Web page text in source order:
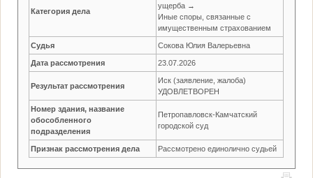
Категория дела
ущерба →
Иные споры, связанные с
имущественным страхованием
Судья Сокова Юлия Валерьевна
Дата рассмотрения 23.07.2026
Результат рассмотрения
Иск (заявление, жалоба)
УДОВЛЕТВОРЕН
Номер здания, название
обособленного
подразделения
Петропавловск-Камчатский
городской суд
Признак рассмотрения дела Рассмотрено единолично судьей